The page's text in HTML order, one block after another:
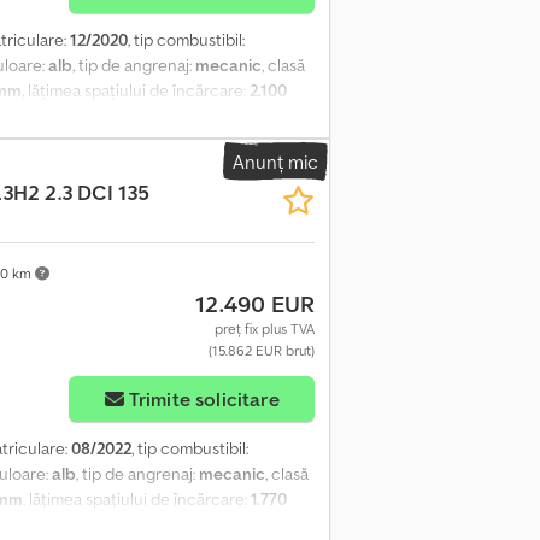
12/2020, tip combustibil:
alb, tip de angrenaj: mecanic, clasă
, lățimea spațiului de încărcare: 2.100
de stabilitate (ESP), închidere
mail: Acest vehicul face parte din flota
al reviziilor efectuate. Dotări: pilot
electrice etc. Crodpfxezr S Rie Aiijf
Anunț mic
km
2.3 DCI 135
12.490 EUR
preț fix plus TVA
(15.862 EUR brut)
Trimite solicitare
08/2022, tip combustibil:
alb, tip de angrenaj: mecanic, clasă
, lățimea spațiului de încărcare:1.770